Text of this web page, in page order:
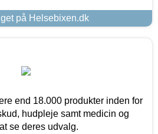
på Helsebixen.dk
end 18.000 produkter inden for
hudpleje samt medicin og
se deres udvalg.